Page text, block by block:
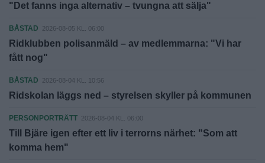
"Det fanns inga alternativ – tvungna att sälja"
BÅSTAD 2026-08-05 KL. 06:00
Ridklubben polisanmäld – av medlemmarna: "Vi har
fått nog"
BÅSTAD 2026-08-04 KL. 10:56
Ridskolan läggs ned – styrelsen skyller på kommunen
PERSONPORTRÄTT 2026-08-04 KL. 06:00
Till Bjäre igen efter ett liv i terrorns närhet: "Som att
komma hem"